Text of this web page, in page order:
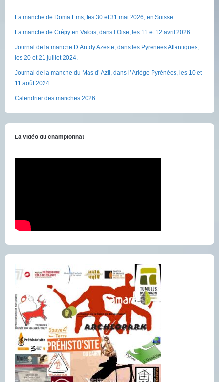
La manche de Doma Ems, les 30 et 31 mai 2026, en Suisse.
La manche de Crèpy en Valois, dans l’Oise, les 11 et 12 avril 2026.
Journal de la manche D’Arudy Azeste, dans les Pyrénées Atlantiques,
les 20 et 21 juillet 2024.
Journal de la manche du Mas d’ Azil, dans l’ Ariège Pyrénées, les 10 et
11 août 2024.
Calendrier des manches 2026
La vidéo du championnat